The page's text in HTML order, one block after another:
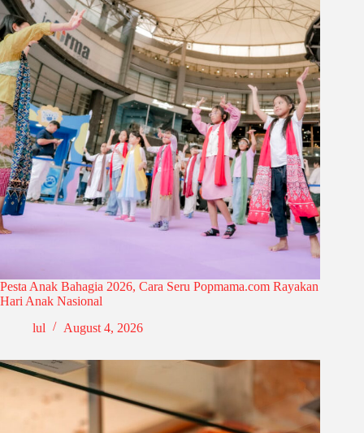
Pesta Anak Bahagia 2026, Cara Seru Popmama.com Rayakan
Hari Anak Nasional
lul
August 4, 2026